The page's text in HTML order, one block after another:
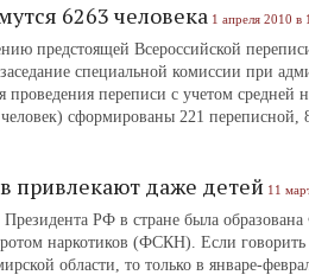
6263 человека 1 апреля 2010 в
предстоящей Всероссийской
специальной комиссии при
проведения переписи с учетом средней
сформированы 221 переписной,
привлекают даже детей 11
РФ в стране была образована
наркотиков (ФСКН). Если говорить
области, то только в январе-